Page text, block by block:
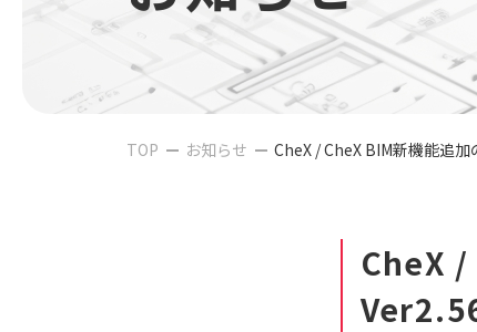
TOP お知らせ CheX / CheX BIM新機能追
CheX /